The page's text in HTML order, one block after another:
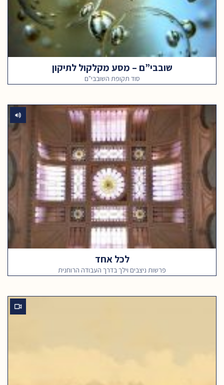
שובבי”ם – מסע מקלקול לתיקון
סוד תקופת השובבי"ם
לכל אחד
פרשות ניצבים וילך בדרך העבודה הרוחנית